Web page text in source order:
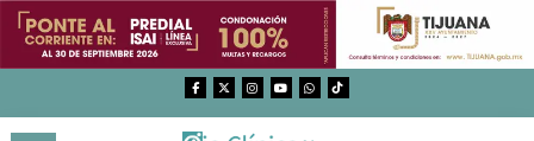
Saltar
contenido